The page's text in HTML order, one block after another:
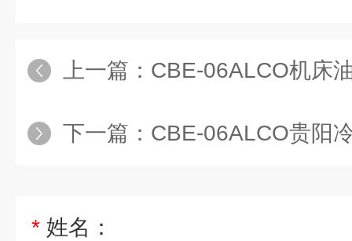
上一篇： CBE-06ALCO机床
下一篇： CBE-06ALCO贵阳
* 姓名：